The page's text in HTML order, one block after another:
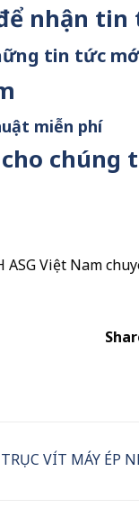
nhận tin
tin tức
miễn phí
chúng
VÍT MÁY ÉP